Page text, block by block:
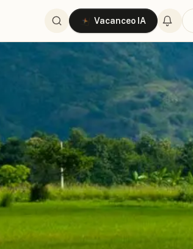
Vacanceo IA